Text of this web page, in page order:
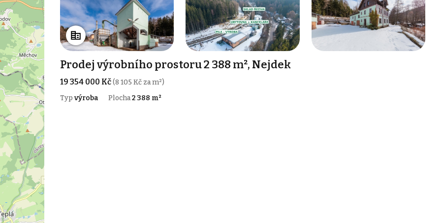
Prodej výrobního prostoru 2 388 m², Nejdek
19 354 000 Kč(8 105 Kč za m²)
Typ výroba Plocha2 388 m²